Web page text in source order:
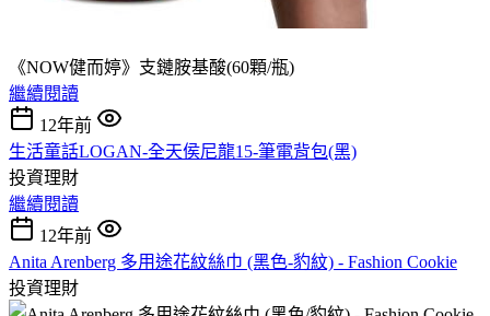
《NOW健而婷》支鏈胺基酸(60顆/瓶)
繼續閱讀
12年前
生活童話LOGAN-全天侯尼龍15-筆電背包(黑)
投資理財
繼續閱讀
12年前
Anita Arenberg 多用途花紋絲巾 (黑色-豹紋) - Fashion Cookie
投資理財